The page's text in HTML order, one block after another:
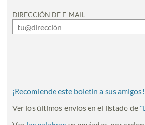
DIRECCIÓN DE E-MAIL
¡Recomiende este boletín a sus amigos!
Ver los últimos envíos en el listado de "